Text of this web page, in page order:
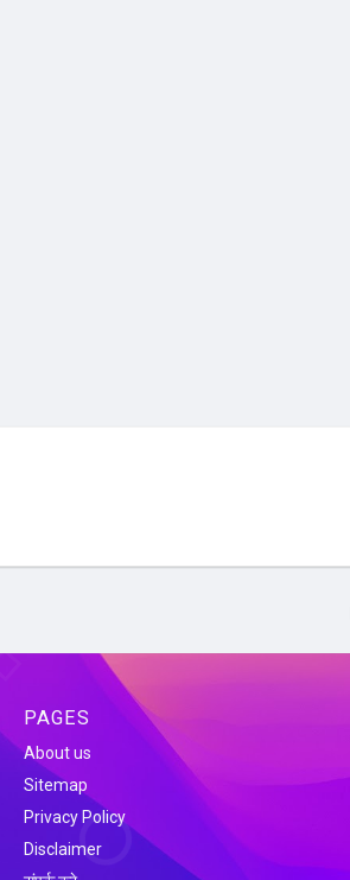
PAGES
About us
Sitemap
Privacy Policy
Disclaimer